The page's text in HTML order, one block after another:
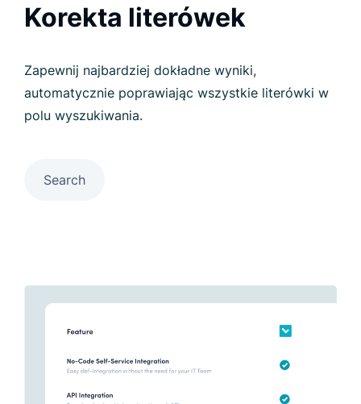
Korekta literówek
Zapewnij najbardziej dokładne wyniki,
automatycznie poprawiając wszystkie literówki w
polu wyszukiwania.
Search